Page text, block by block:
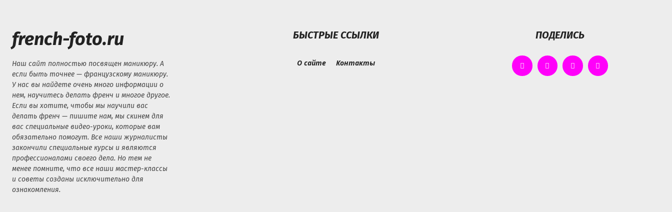
french-foto.ru
Наш сайт полностью посвящен маникюру. А
если быть точнее — французскому маникюру.
У нас вы найдете очень много информации о
нем, научитесь делать френч и многое другое.
Если вы хотите, чтобы мы научили вас
делать френч — пишите нам, мы скинем для
вас специальные видео-уроки, которые вам
обязательно помогут. Все наши журналисты
закончили специальные курсы и являются
профессионалами своего дела. Но тем не
менее помните, что все наши мастер-классы
и советы созданы исключительно для
ознакомления.
БЫСТРЫЕ ССЫЛКИ
О сайте Контакты
ПОДЕЛИСЬ